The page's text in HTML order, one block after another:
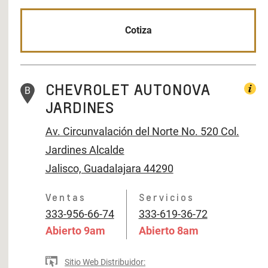
Cotiza
B
CHEVROLET AUTONOVA
JARDINES
Av. Circunvalación del Norte No. 520 Col.
Jardines Alcalde
Jalisco, Guadalajara 44290
Ventas
333-956-66-74
Abierto 9am
Servicios
333-619-36-72
Abierto 8am
Sitio Web Distribuidor: